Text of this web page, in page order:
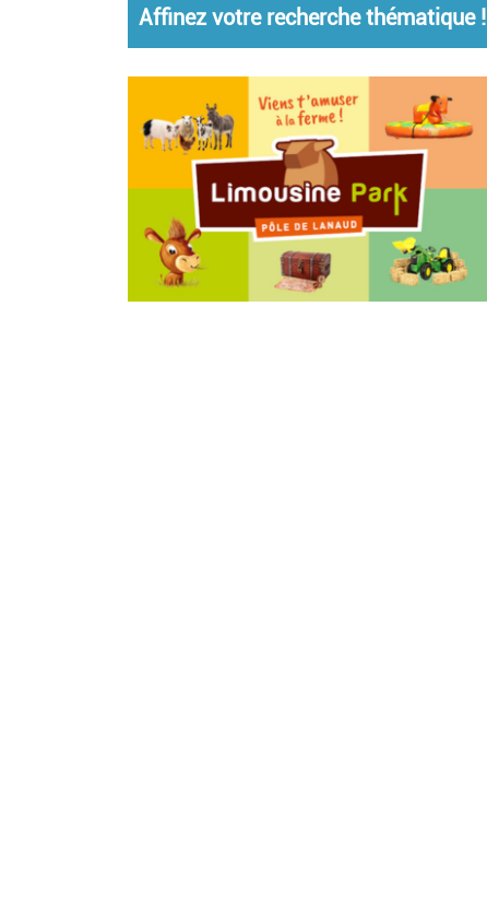
Affinez votre recherche thématique !